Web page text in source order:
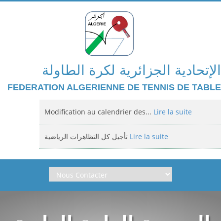
الإتحادية الجزائرية لكرة الطاولة
FEDERATION ALGERIENNE DE TENNIS DE TABLE
Modification au calendrier des... Lire la suite
تأجيل كل التظاهرات الرياضية Lire la suite
Domiciliation des compétitions...Lire la suite